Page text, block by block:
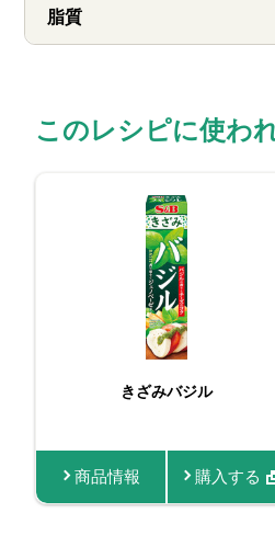
脂質
このレシピに使わ
きざみバジル
商品情報 購入する
ビン入りおろし生にんに
商品情報 購入する